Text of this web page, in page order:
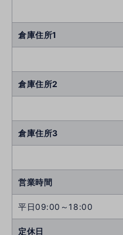
倉庫住所1
倉庫住所2
倉庫住所3
営業時間
平日09:00～18:00
定休日